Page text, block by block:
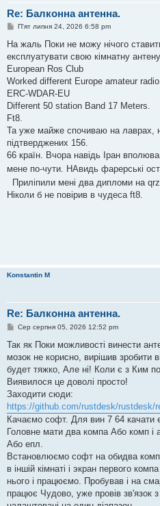
Re: Балконна антенна.
П
в
д
о
л
е
н
я
П'ят липня 24, 2026 6:58 pm
На жаль Поки не можу нічого
експлуатувати свою кімнатну
European Ros Club
Worked different Europe amateur radio
ERC-WDAR-EU
Different 50 station Band 17 Meters.
Ft8.
Та уже майже спочиваю на лаврах,
підтверджених 156.
66 країн. Вчора навідь Іран
мене по-чути. НАвидь фарерські
Приліпили мені два дипломи на
Ніколи б не повірив в чудеса ft8.
Konstantin M
Re: Балконна антенна.
П
в
д
о
м
л
е
н
я
Сер серпня 05, 2026 12:52 pm
Так як Поки можливості винести
мозок не корисно, вирішив
будет тяжко, Але ні! Коли є з Ким
Виявилося це доволі просто!
Заходити сюди:
https://github.com/rustdesk/rustdesk/
Качаємо софт. Для вин 7 64 качати
Головне мати два компа Або комп
Або епл.
Встановлюємо софт на обидва
в іншій кімнаті і экран первого
нього і працюємо. Пробував і на
працює Чудово, уже провів зв'язок